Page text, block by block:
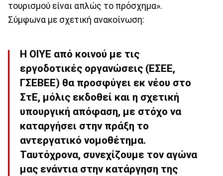
τουρισμού είναι απλώς το πρόσχημα».
Σύμφωνα με σχετική ανακοίνωση:
Η ΟΙΥΕ από κοινού με τις
εργοδοτικές οργανώσεις (ΕΣΕΕ,
ΓΣΕΒΕΕ) θα προσφύγει εκ νέου στο
ΣτΕ, μόλις εκδοθεί και η σχετική
υπουργική απόφαση, με στόχο να
καταργήσει στην πράξη το
αντεργατικό νομοθέτημα.
Ταυτόχρονα, συνεχίζουμε τον αγώνα
μας ενάντια στην κατάργηση της